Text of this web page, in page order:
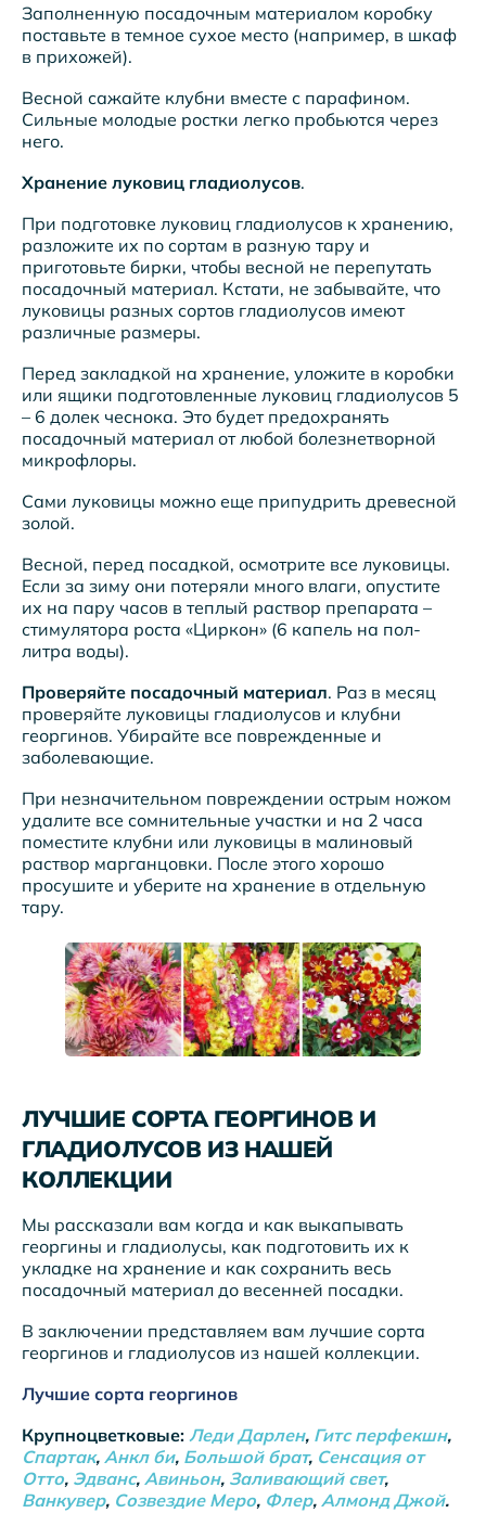
Заполненную посадочным материалом коробку
поставьте в темное сухое место (например, в шкаф
в прихожей).
Весной сажайте клубни вместе с парафином.
Сильные молодые ростки легко пробьются через
него.
Хранение луковиц гладиолусов.
При подготовке луковиц гладиолусов к хранению,
разложите их по сортам в разную тару и
приготовьте бирки, чтобы весной не перепутать
посадочный материал. Кстати, не забывайте, что
луковицы разных сортов гладиолусов имеют
различные размеры.
Перед закладкой на хранение, уложите в коробки
или ящики подготовленные луковиц гладиолусов 5
– 6 долек чеснока. Это будет предохранять
посадочный материал от любой болезнетворной
микрофлоры.
Сами луковицы можно еще припудрить древесной
золой.
Весной, перед посадкой, осмотрите все луковицы.
Если за зиму они потеряли много влаги, опустите
их на пару часов в теплый раствор препарата –
стимулятора роста «Циркон» (6 капель на пол-
литра воды).
Проверяйте посадочный материал. Раз в месяц
проверяйте луковицы гладиолусов и клубни
георгинов. Убирайте все поврежденные и
заболевающие.
При незначительном повреждении острым ножом
удалите все сомнительные участки и на 2 часа
поместите клубни или луковицы в малиновый
раствор марганцовки. После этого хорошо
просушите и уберите на хранение в отдельную
тару.
ЛУЧШИЕ СОРТА ГЕОРГИНОВ И
ГЛАДИОЛУСОВ ИЗ НАШЕЙ
КОЛЛЕКЦИИ
Мы рассказали вам когда и как выкапывать
георгины и гладиолусы, как подготовить их к
укладке на хранение и как сохранить весь
посадочный материал до весенней посадки.
В заключении представляем вам лучшие сорта
георгинов и гладиолусов из нашей коллекции.
Лучшие сорта георгинов
Крупноцветковые: Леди Дарлен, Гитс перфекшн,
Спартак, Анкл би, Большой брат, Сенсация от
Отто, Эдванс, Авиньон, Заливающий свет,
Ванкувер, Созвездие Меро, Флер, Алмонд Джой.